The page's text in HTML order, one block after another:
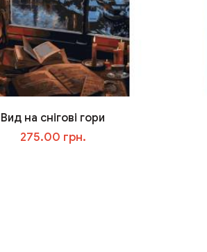
Вид на снігові гори
275.00 грн.